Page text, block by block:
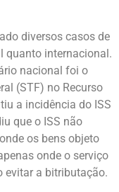
diversos casos de
quanto internacional.
nacional foi o
(STF) no Recurso
a incidência do ISS
que o ISS não
os bens objeto
onde o serviço
evitar a bitributação.